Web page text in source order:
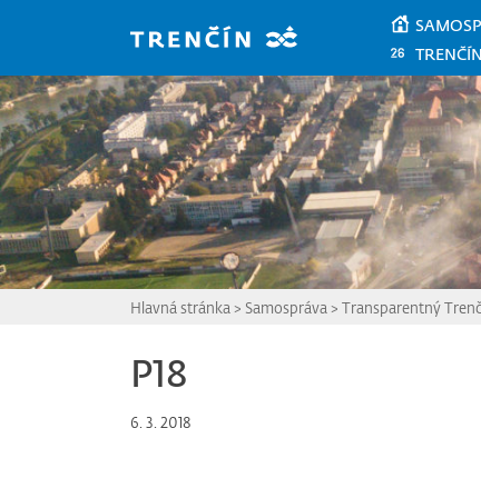
Hlavná stránka > Samospráva > Transparentný
P18
6. 3. 2018